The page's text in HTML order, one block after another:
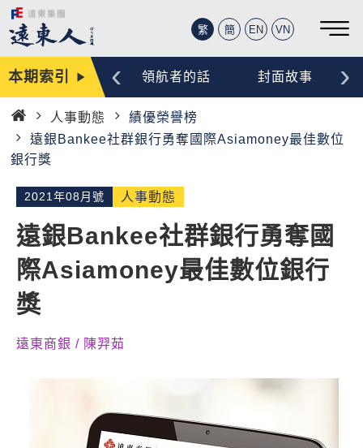
繁 簡 EN VN
本期索引編輯手記 領航者的話 封面故事
‹ ›
首
頁
人事動態
績優榮譽榜
遠銀Bankee社群銀行勇奪國際Asiamoney最佳數位
銀行獎
2021年08月號 人事動態
遠銀Bankee社群銀行勇奪國
際Asiamoney最佳數位銀行
獎
遠東商銀 / 陳羿茹